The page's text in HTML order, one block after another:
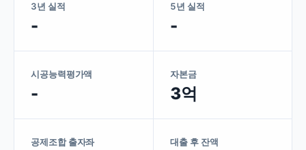
3년 실적
-
5년 실적
-
시공능력평가액
-
자본금
3억
공제조합 출자좌 대출 후 잔액